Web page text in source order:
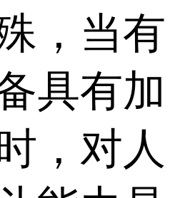
，当有
具有加
，对人